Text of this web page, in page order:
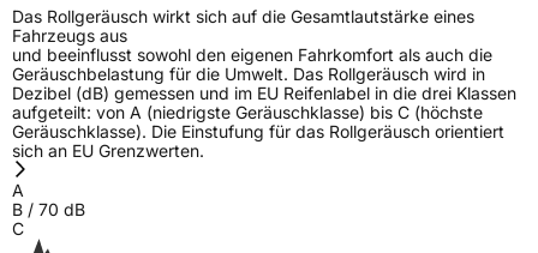
EPREL ID 627356
Allgemeine Produktsicherheit (GPSR)
HerstellerkontaktILINK, Taishan Road Cao County Heze City
274400Shandong Province China,
Verantwortliche
Das Rollgeräusch wirkt sich auf die Gesamtlautstärke eines
Fahrzeugs aus
und beeinflusst sowohl den eigenen Fahrkomfort als auch die
Geräuschbelastung für die Umwelt. Das Rollgeräusch wird in
Dezibel (dB) gemessen und im EU Reifenlabel in die drei Klassen
aufgeteilt: von A (niedrigste Geräuschklasse) bis C (höchste
Geräuschklasse). Die Einstufung für das Rollgeräusch orientiert
sich an EU Grenzwerten.
A
B / 70 dB
C